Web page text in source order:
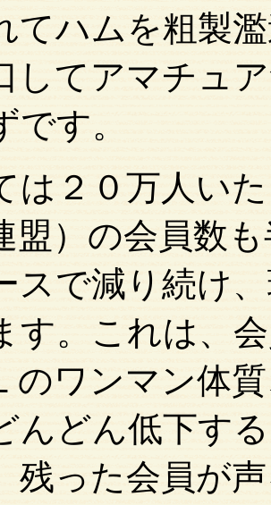
てハムを粗製
してアマチュ
です。
は２０万人い
盟）の会員数
スで減り続け
す。これは、
のワンマン体
んどん低下す
残った会員が